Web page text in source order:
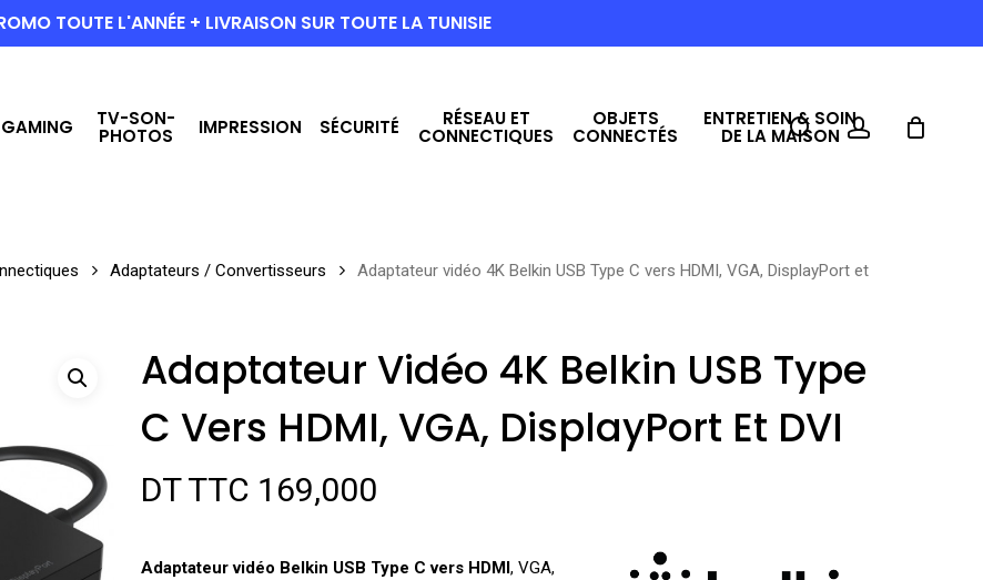
TOUTE L'ANNÉE + LIVRAISON SUR TOUTE LA TUNISIE
GAMING TV-SON-
PHOTOS IMPRESSION SÉCURITÉ RÉSEAU ET
CONNECTIQUES
OBJETS
CONNECTÉS
ENTRETIEN & SOIN
DE LA MAISONsearchaccount
Adaptateurs / Convertisseurs
Adaptateur vidéo 4K Belkin USB Type C vers HDMI, VGA, DisplayPort et
Adaptateur Vidéo 4K Belkin USB Type
C Vers HDMI, VGA, DisplayPort Et DVI
DT TTC 169,000
Adaptateur vidéo Belkin USB Type C vers HDMI, VGA,